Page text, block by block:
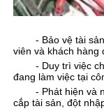
- Bảo vệ tài sản
viên và khách hàng
- Duy trì việc
đang làm việc tại
- Phát hiện và
cắp tài sản, đột